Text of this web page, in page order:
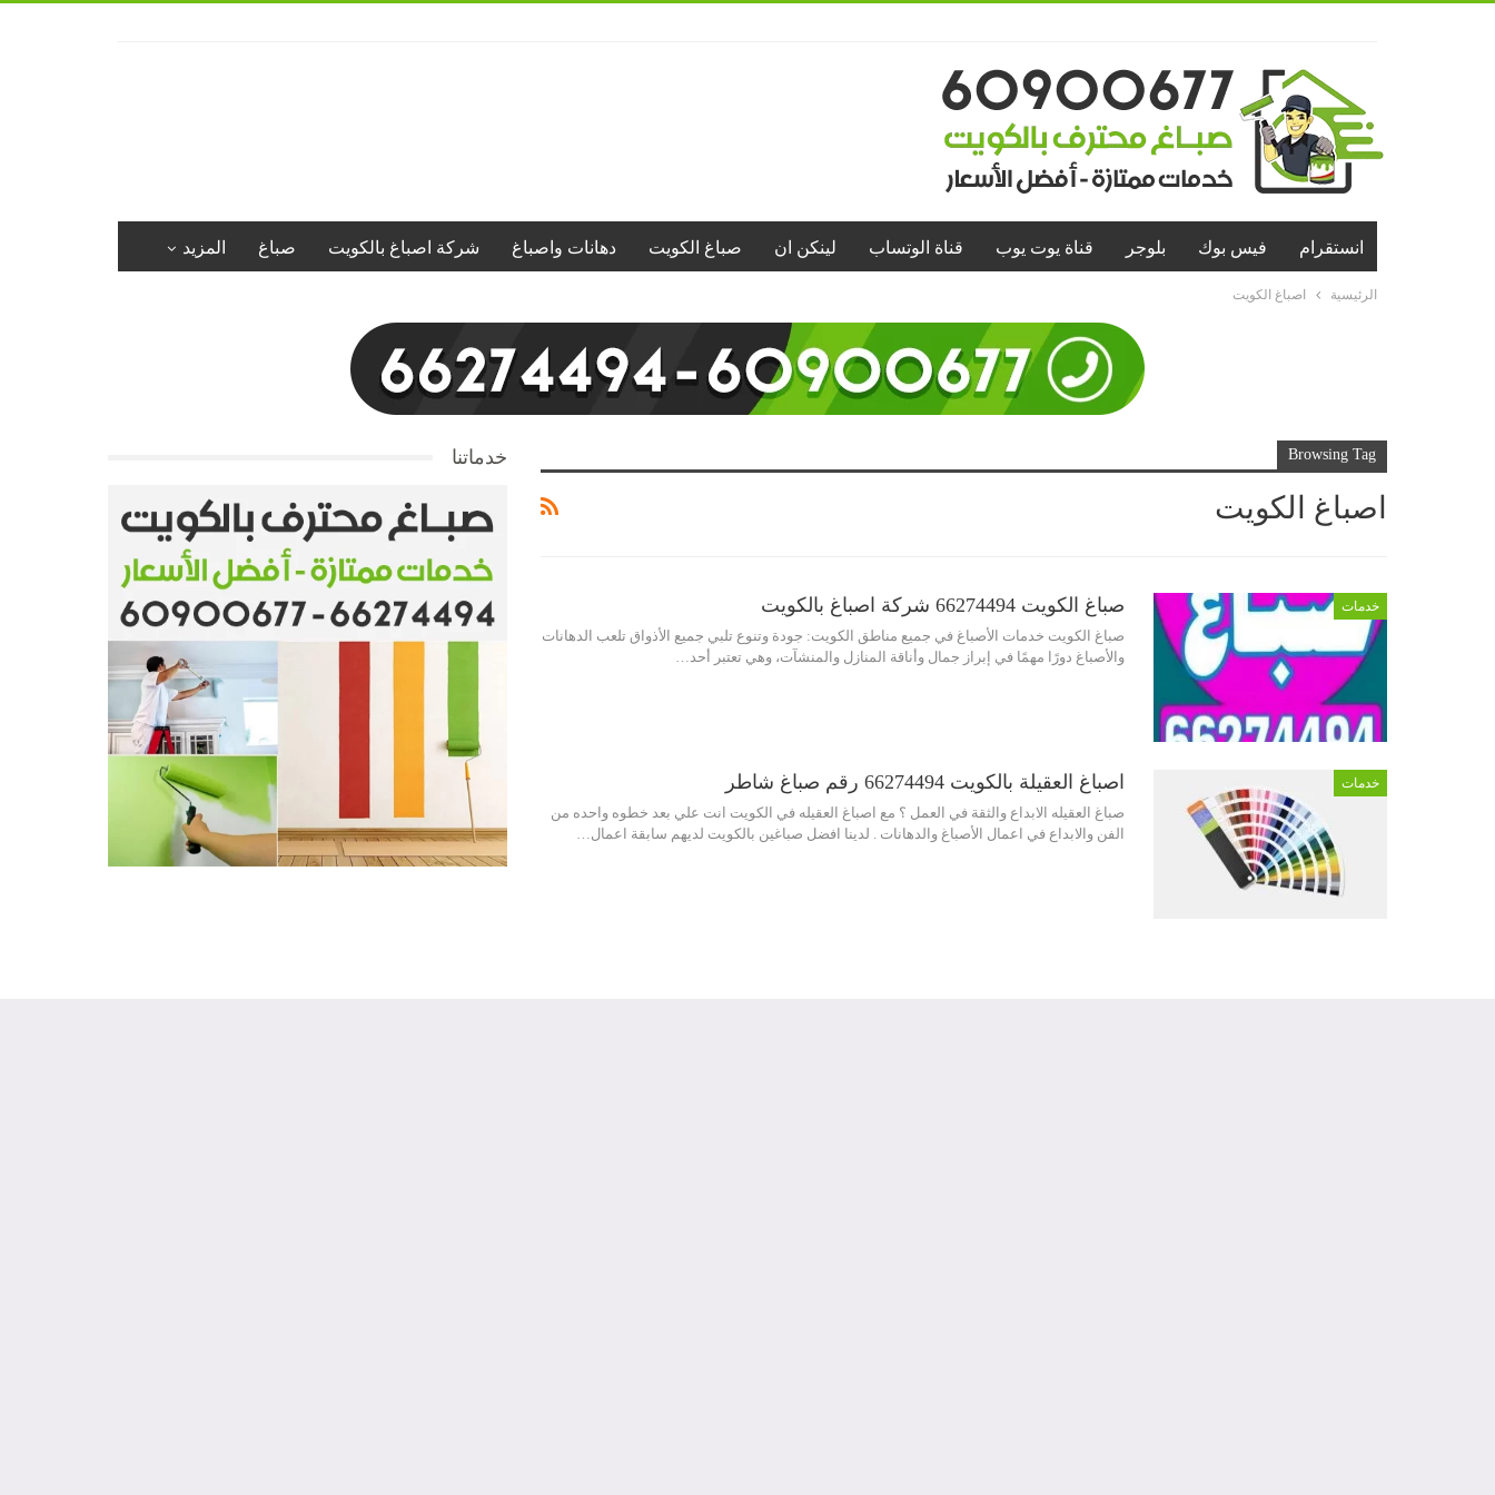
انستقرام فيس بوك بلوجر قناة يوت يوب قناة الوتساب لينكن ان صباغ الكويت دهانات واصباغ شركة اصباغ بالكويت صباغ المزيد
الرئيسية اصباغ الكويت
Browsing Tag
اصباغ الكويت
خدمات صباغ الكويت 66274494 شركة اصباغ بالكويت
صباغ الكويت خدمات الأصباغ في جميع مناطق الكويت: جودة وتنوع تلبي جميع الأذواق تلعب الدهانات
والأصباغ دورًا مهمًا في إبراز جمال وأناقة المنازل والمنشآت، وهي تعتبر أحد
خدمات اصباغ العقيلة بالكويت 66274494 رقم صباغ شاطر
صباغ العقيله الابداع والثقة في العمل ؟ مع اصباغ العقيله في الكويت انت علي بعد خطوه واحده من
الفن والابداع في اعمال الأصباغ والدهانات . لدينا افضل صباغين بالكويت لديهم سابقة اعمال…
خدماتنا